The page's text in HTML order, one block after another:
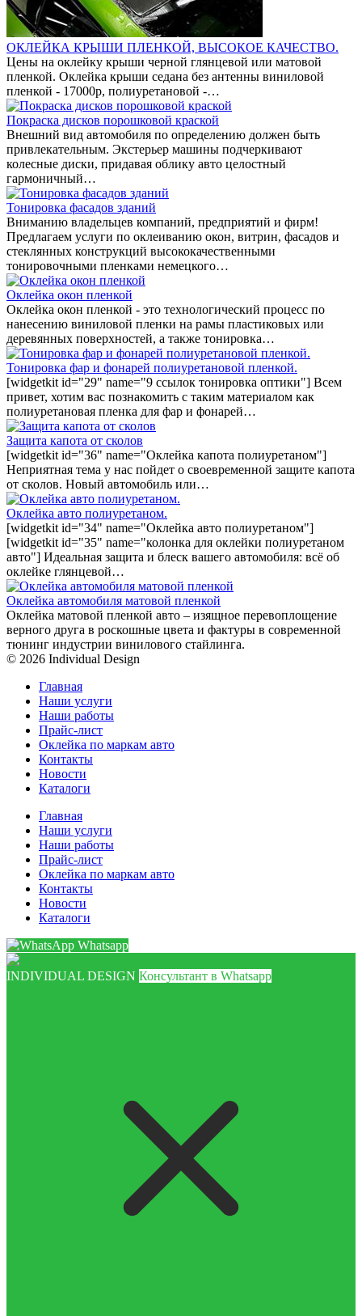
ОКЛЕЙКА КРЫШИ ПЛЕНКОЙ, ВЫСОКОЕ КАЧЕСТВО.
Цены на оклейку крыши черной глянцевой или матовой
пленкой. Оклейка крыши седана без антенны виниловой
пленкой - 17000р, полиуретановой -…
Покраска дисков порошковой краской
Внешний вид автомобиля по определению должен быть
привлекательным. Экстерьер машины подчеркивают
колесные диски, придавая облику авто целостный
гармоничный…
Тонировка фасадов зданий
Вниманию владельцев компаний, предприятий и фирм!
Предлагаем услуги по оклеиванию окон, витрин, фасадов и
стеклянных конструкций высококачественными
тонировочными пленками немецкого…
Оклейка окон пленкой
Оклейка окон пленкой - это технологический процесс по
нанесению виниловой пленки на рамы пластиковых или
деревянных поверхностей, а также тонировка…
Тонировка фар и фонарей полиуретановой пленкой.
[widgetkit id="29" name="9 ссылок тонировка оптики"] Всем
привет, хотим вас познакомить с таким материалом как
полиуретановая пленка для фар и фонарей…
Защита капота от сколов
[widgetkit id="36" name="Оклейка капота полиуретаном"]
Неприятная тема у нас пойдет о своевременной защите капота
от сколов. Новый автомобиль или…
Оклейка авто полиуретаном.
[widgetkit id="34" name="Оклейка авто полиуретаном"]
[widgetkit id="35" name="колонка для оклейки полиуретаном
авто"] Идеальная защита и блеск вашего автомобиля: всё об
оклейке глянцевой…
Оклейка автомобиля матовой пленкой
Оклейка матовой пленкой авто – изящное перевоплощение
верного друга в роскошные цвета и фактуры в современной
тюнинг индустрии винилового стайлинга.
© 2026 Individual Design
Главная
Наши услуги
Наши работы
Прайс-лист
Оклейка по маркам авто
Контакты
Новости
Каталоги
Главная
Наши услуги
Наши работы
Прайс-лист
Оклейка по маркам авто
Контакты
Новости
Каталоги
Whatsapp
INDIVIDUAL DESIGN Консультант в Whatsapp